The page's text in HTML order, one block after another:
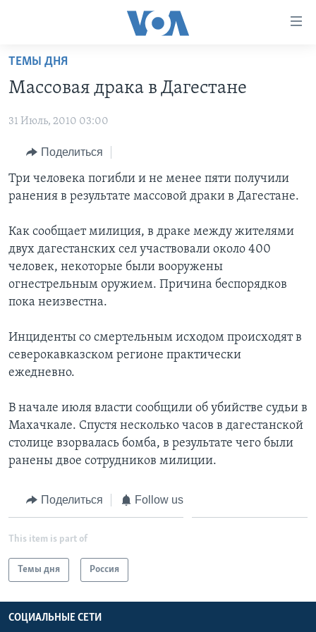
Перейти
основной
Перейти
навигации
Перейти
поиск
АМЕРИКА
НОВОСТИ ЗА МИНУТУ
ИТОГИ
ПОЧЕМУ ЭТО ВАЖНО?
ДИСКУССИЯ VOA
ДЕТАЛИ
АМЕРИКА. БОЛЬШОЕ ПУТЕШЕСТВИЕ
ПРОЕКТЫ
УЧИМ АНГЛИЙСКИЙ
НАША АМЕРИКАНСКАЯ ИСТОРИЯ
А КАК В АМЕРИКЕ?
АРТЕФАКТЫ
АМЕРИКАНСКИЕ ГОРОДКИ
ЭКСПЕРТИЗА
ИНТЕРВЬЮ
ФАКТЫ ПРОТИВ ФЕЙКОВ
ЗА СВОБОДУ ПРЕССЫ
УЧИМ АНГЛИЙСКИЙ
ВИДЕО
ПОДПИСКА НА НОВОСТИ
Learning English
СОЦИАЛЬНЫЕ СЕТИ
Языки
ТЕМЫ ДНЯ
Массовая драка в Дагестане
31 Июль, 2010 03:00
Поделиться
Три человека погибли и не менее пяти получили
ранения в результате массовой драки в Дагестане.
Как сообщает милиция, в драке между жителями
двух дагестанских сел участвовали около 400
человек, некоторые были вооружены
огнестрельным оружием. Причина беспорядков
пока неизвестна.
Инциденты со смертельным исходом происходят в
северокавказском регионе практически
ежедневно.
В начале июля власти сообщили об убийстве судьи в
Махачкале. Спустя несколько часов в дагестанской
столице взорвалась бомба, в результате чего были
ранены двое сотрудников милиции.
Поделиться Follow us
This item is part of
Темы дня Россия
СОЦИАЛЬНЫЕ СЕТИ